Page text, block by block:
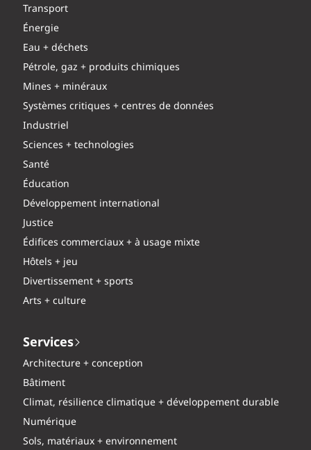
Transport
Énergie
Eau + déchets
Pétrole, gaz + produits chimiques
Mines + minéraux
Systèmes critiques + centres de données
Industriel
Sciences + technologies
Santé
Éducation
Développement international
Justice
Édifices commerciaux + à usage mixte
Hôtels + jeu
Divertissement + sports
Arts + culture
Services
Architecture + conception
Bâtiment
Climat, résilience climatique + développement durable
Numérique
Sols, matériaux + environnement